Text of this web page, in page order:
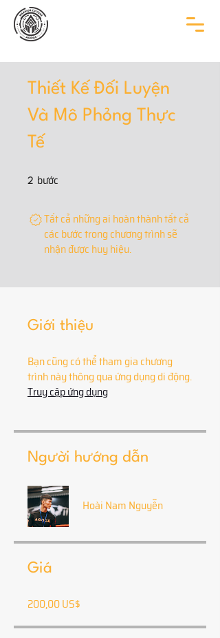
Thiết Kế Đối Luyện
Và Mô Phỏng Thực
Tế
2 bước
Tất cả những ai hoàn thành tất cả
các bước trong chương trình sẽ
nhận được huy hiệu.
Giới thiệu
Bạn cũng có thể tham gia chương
trình này thông qua ứng dụng di động.
Truy cập ứng dụng
Người hướng dẫn
Hoài Nam Nguyễn
Giá
200,00 US$